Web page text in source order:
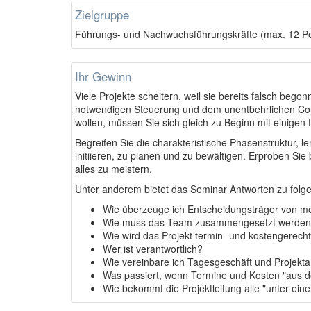
Zielgruppe
Führungs- und Nachwuchsführungskräfte (max. 12
Ihr Gewinn
Viele Projekte scheitern, weil sie bereits falsch
notwendigen Steuerung und dem unentbehrlichen
wollen, müssen Sie sich gleich zu Beginn mit
Begreifen Sie die charakteristische Phasenstruktur,
initiieren, zu planen und zu bewältigen. Erproben
alles zu meistern.
Unter anderem bietet das Seminar Antworten zu
Wie überzeuge ich Entscheidungsträger von
Wie muss das Team zusammengesetzt
Wie wird das Projekt termin- und
Wer ist verantwortlich?
Wie vereinbare ich Tagesgeschäft und
Was passiert, wenn Termine und Kosten "aus
Wie bekommt die Projektleitung alle "unter